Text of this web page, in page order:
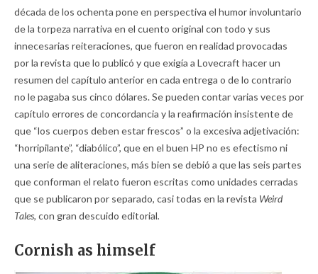
década de los ochenta pone en perspectiva el humor involuntario
de la torpeza narrativa en el cuento original con todo y sus
innecesarias reiteraciones, que fueron en realidad provocadas
por la revista que lo publicó y que exigía a Lovecraft hacer un
resumen del capítulo anterior en cada entrega o de lo contrario
no le pagaba sus cinco dólares. Se pueden contar varias veces por
capítulo errores de concordancia y la reafirmación insistente de
que “los cuerpos deben estar frescos” o la excesiva adjetivación:
“horripilante”, “diabólico”, que en el buen HP no es efectismo ni
una serie de aliteraciones, más bien se debió a que las seis partes
que conforman el relato fueron escritas como unidades cerradas
que se publicaron por separado, casi todas en la revista Weird
Tales, con gran descuido editorial.
Cornish as himself